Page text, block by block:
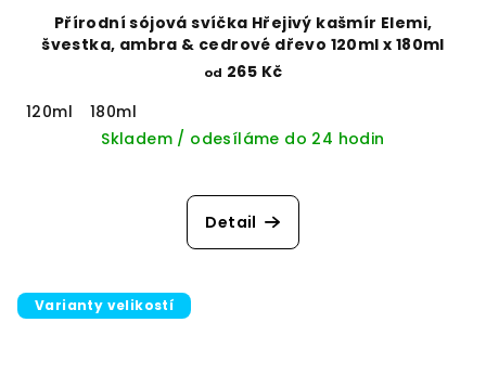
Přírodní sójová svíčka Hřejivý kašmír Elemi,
švestka, ambra & cedrové dřevo 120ml x 180ml
od 265 Kč
120ml
180ml
Skladem / odesíláme do 24 hodin
Detail
Varianty velikostí